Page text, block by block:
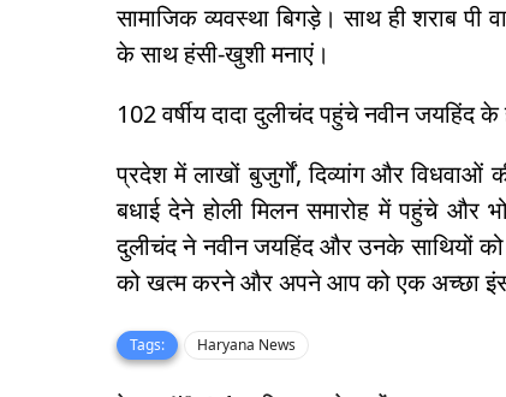
सामाजिक व्यवस्था बिगड़े। साथ ही शराब
के साथ हंसी-खुशी मनाएं।
102 वर्षीय दादा दुलीचंद पहुंचे नवीन जयहिंद
प्रदेश में लाखों बुजुर्गों, दिव्यांग और विधवाओं
बधाई देने होली मिलन समारोह में पहुंचे और
दुलीचंद ने नवीन जयहिंद और उनके साथियों
को खत्म करने और अपने आप को एक अच्छा
Tags: Haryana News